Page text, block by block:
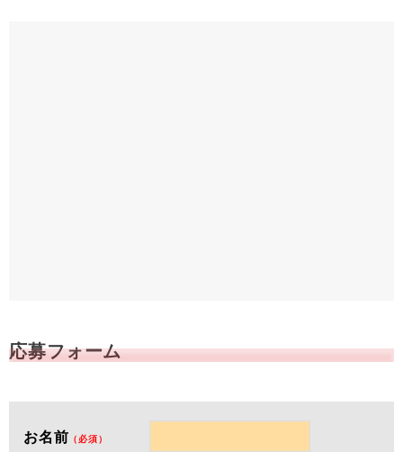
応募フォーム
お名前 （必須）